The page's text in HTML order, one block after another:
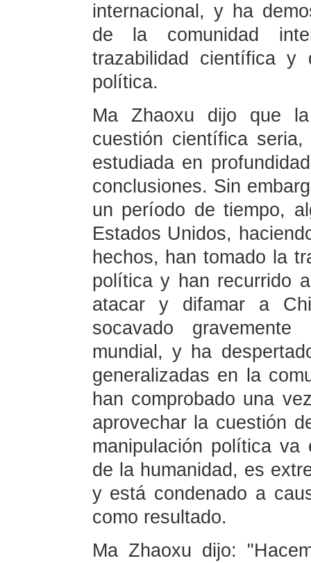
internacional, y ha
de la comunidad
trazabilidad científica y
política.
Ma Zhaoxu dijo que
cuestión científica
estudiada en
conclusiones. Sin
un período de tiempo,
Estados Unidos,
hechos, han tomado la
política y han recurrido
atacar y difamar a
socavado gravemente
mundial, y ha
generalizadas en la
han comprobado una
aprovechar la cuestión
manipulación política
de la humanidad, es
y está condenado a
como resultado.
Ma Zhaoxu dijo: